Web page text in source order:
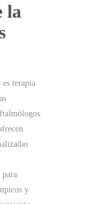
la
terapia
para
y